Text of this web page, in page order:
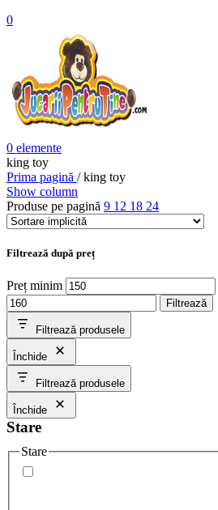
0
0 elemente
king toy
Prima pagină / king toy
Show column
Produse pe pagină 9 12 18 24
Filtrează după preț
Preț minim
Filtrează
Filtrează produsele
Închide
Filtrează produsele
Închide
Stare
Stare